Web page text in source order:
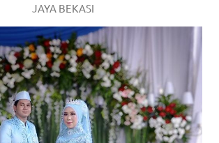
JAYA BEKASI